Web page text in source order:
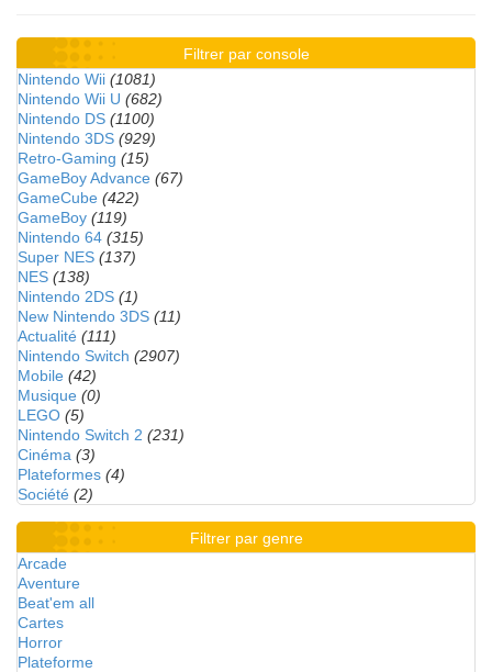
Filtrer par console
Nintendo Wii (1081)
Nintendo Wii U (682)
Nintendo DS (1100)
Nintendo 3DS (929)
Retro-Gaming (15)
GameBoy Advance (67)
GameCube (422)
GameBoy (119)
Nintendo 64 (315)
Super NES (137)
NES (138)
Nintendo 2DS (1)
New Nintendo 3DS (11)
Actualité (111)
Nintendo Switch (2907)
Mobile (42)
Musique (0)
LEGO (5)
Nintendo Switch 2 (231)
Cinéma (3)
Plateformes (4)
Société (2)
Filtrer par genre
Arcade
Aventure
Beat'em all
Cartes
Horror
Plateforme